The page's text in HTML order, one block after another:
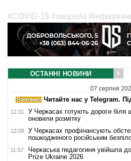
#COVID-19 #хвороба
ОСТАННІ НОВИНИ
07 серпня
Читайте нас у Telegram.
12:31
У Черкасах готують дороги біля
оновили розмітку
12:08
У Черкасах профінансують
пошкодженого російським
11:57
Черкаська педагогиня увійшла
Prize Ukraine 2026